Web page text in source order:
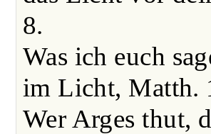
8.
Was ich euch
im Licht, Matth.
Wer Arges thut,